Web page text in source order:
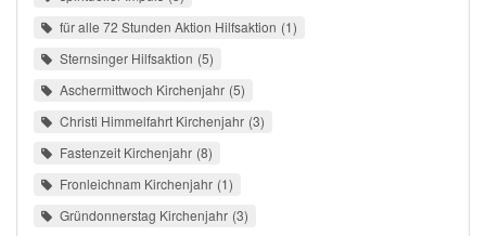
für alle 72 Stunden Aktion Hilfsaktion 1
Sternsinger Hilfsaktion 5
Aschermittwoch Kirchenjahr 5
Christi Himmelfahrt Kirchenjahr 3
Fastenzeit Kirchenjahr 8
Fronleichnam Kirchenjahr 1
Gründonnerstag Kirchenjahr 3